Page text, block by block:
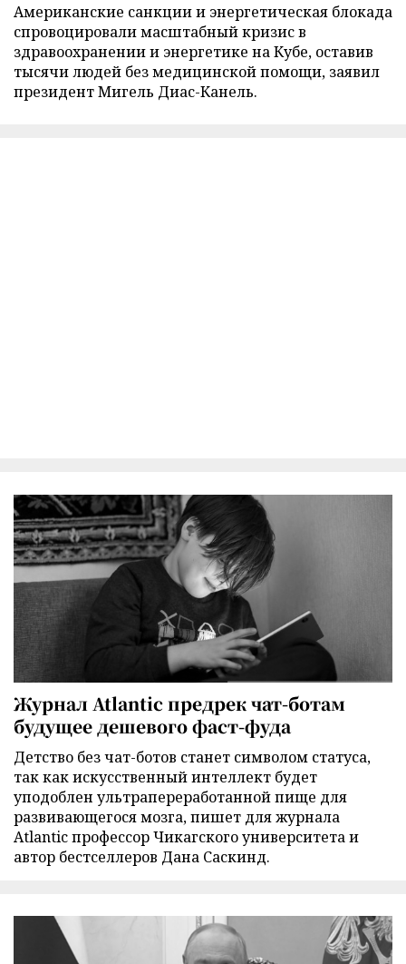
Американские санкции и энергетическая блокада
спровоцировали масштабный кризис в
здравоохранении и энергетике на Кубе, оставив
тысячи людей без медицинской помощи, заявил
президент Мигель Диас-Канель.
Журнал Atlantic предрек чат-ботам
будущее дешевого фаст-фуда
Детство без чат-ботов станет символом статуса,
так как искусственный интеллект будет
уподоблен ультрапереработанной пище для
развивающегося мозга, пишет для журнала
Atlantic профессор Чикагского университета и
автор бестселлеров Дана Саскинд.